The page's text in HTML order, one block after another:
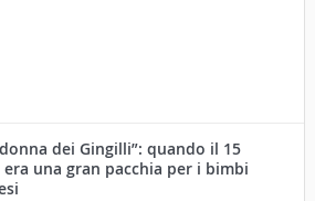
dei Gingilli”: quando il 15
era una gran pacchia per i bimbi